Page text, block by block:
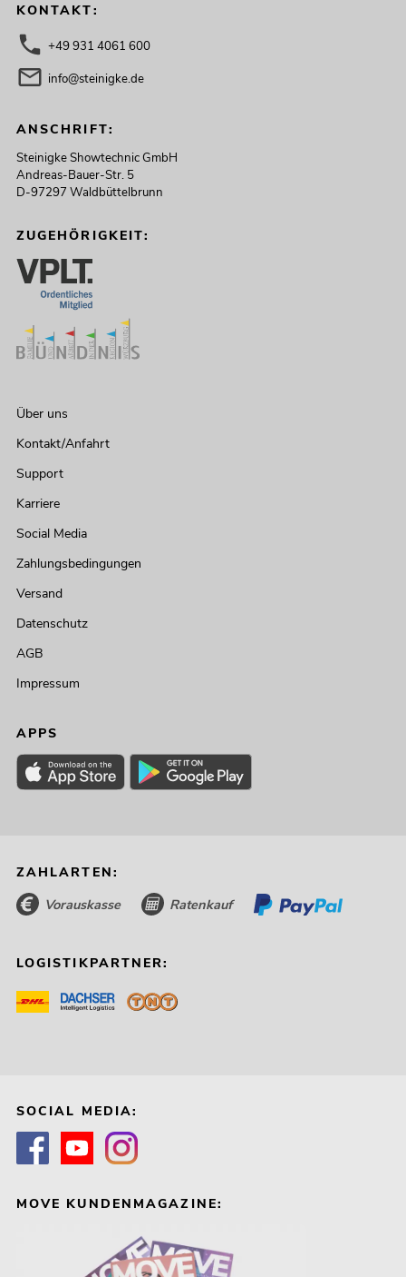
KONTAKT:
+49 931 4061 600
info@steinigke.de
ANSCHRIFT:
Steinigke Showtechnic GmbH
Andreas-Bauer-Str. 5
D-97297 Waldbüttelbrunn
ZUGEHÖRIGKEIT:
Über uns
Kontakt/Anfahrt
Support
Karriere
Social Media
Zahlungsbedingungen
Versand
Datenschutz
AGB
Impressum
APPS
ZAHLARTEN:
Vorauskasse Ratenkauf
LOGISTIKPARTNER:
SOCIAL MEDIA:
MOVE KUNDENMAGAZINE: